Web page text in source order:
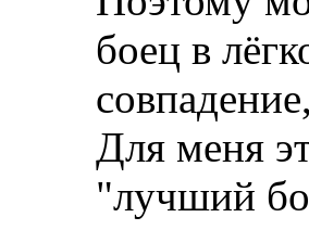
боец в
совпадение,
Для меня
"лучший